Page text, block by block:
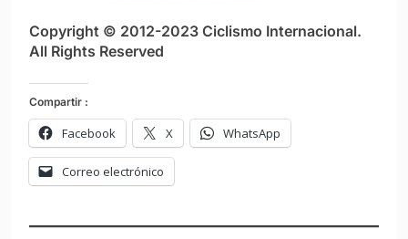
Copyright © 2012-2023 Ciclismo Internacional.
All Rights Reserved
Compartir :
Facebook X WhatsApp
Correo electrónico